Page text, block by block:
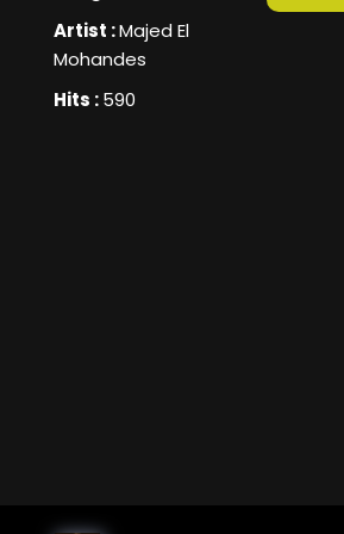
Artist :Majed El
Mohandes
Hits :590